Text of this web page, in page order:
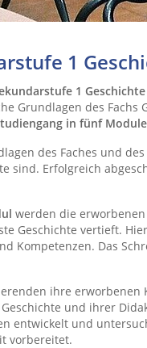
1
1 Geschichte
Grundlagen des
in fünf Module
des Faches und
sind. Erfolgreich
werden die
Geschichte vertieft.
Kompetenzen. Das
ihre erworbenen
und ihrer
entwickelt und
vorbereitet.